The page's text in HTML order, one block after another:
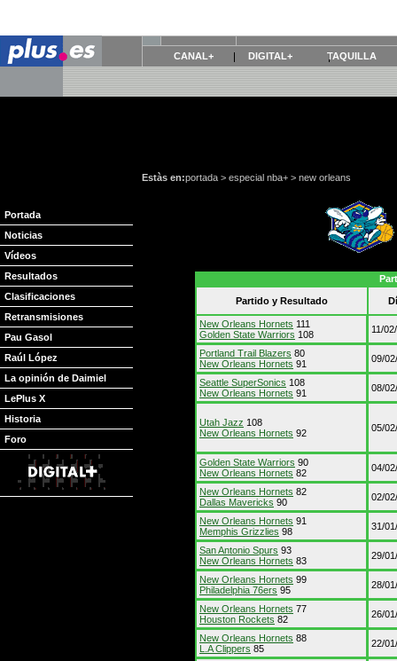
CANAL+ DIGITAL+ TAQUILLA
Portada
Noticias
Vídeos
Resultados
Clasificaciones
Retransmisiones
Pau Gasol
Raúl López
La opinión de Daimiel
LePlus X
Historia
Foro
Estàs en:portada > especial nba+ > new orleans
Partido y Resultado
New Orleans Hornets 111
Golden State Warriors 108 11/
Portland Trail Blazers 80
New Orleans Hornets 91 09/
Seattle SuperSonics 108
New Orleans Hornets 91 08/
Utah Jazz 108
New Orleans Hornets 92 05/
Golden State Warriors 90
New Orleans Hornets 82 04/
New Orleans Hornets 82
Dallas Mavericks 90 02/
New Orleans Hornets 91
Memphis Grizzlies 98 31/
San Antonio Spurs 93
New Orleans Hornets 83 29/
New Orleans Hornets 99
Philadelphia 76ers 95 28/
New Orleans Hornets 77
Houston Rockets 82 26/
New Orleans Hornets 88
L.A Clippers 85 22/